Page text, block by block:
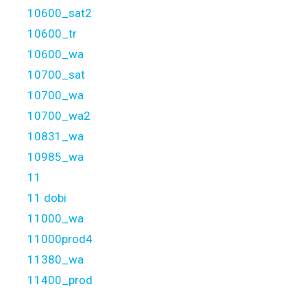
10600_sat2
10600_tr
10600_wa
10700_sat
10700_wa
10700_wa2
10831_wa
10985_wa
11
11 dobi
11000_wa
11000prod4
11380_wa
11400_prod